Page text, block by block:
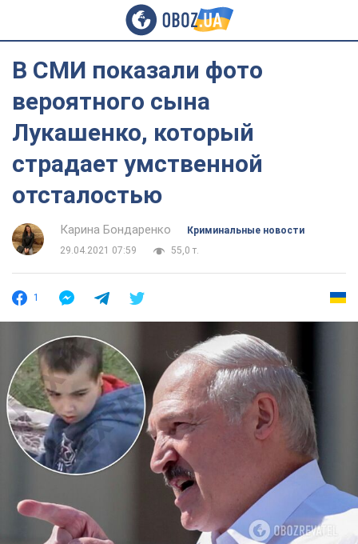
В СМИ показали фото
вероятного сына
Лукашенко, который
страдает умственной
отсталостью
Карина Бондаренко
Криминальные новости
29.04.2021 07:59
55,0 т.
1